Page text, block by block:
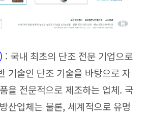
) : 국내 최초의 단조 전문 기업으로
기술인 단조 기술을 바탕으로 자
을 전문적으로 제조하는 업체. 국
산업체는 물론, 세계적으로 유명